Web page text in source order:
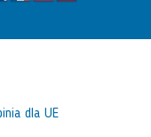
dla UE